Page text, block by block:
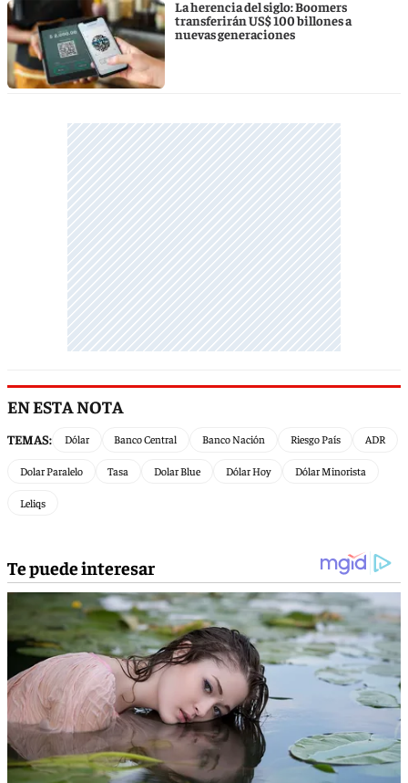
La herencia del siglo: Boomers
transferirán US$ 100 billones a
nuevas generaciones
EN ESTA NOTA
TEMAS: Dólar Banco Central Banco Nación Riesgo País ADR
Dolar Paralelo Tasa Dolar Blue Dólar Hoy Dólar Minorista
Leliqs